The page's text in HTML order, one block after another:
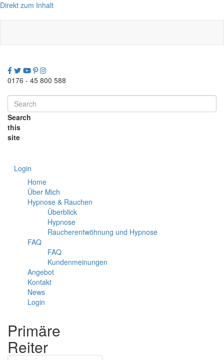
Direkt zum Inhalt
0176 - 45 800 588
Search
this
site
Login
Home
Über Mich
Hypnose & Rauchen
Überblick
Hypnose
Raucherentwöhnung und Hypnose
FAQ
FAQ
Kundenmeinungen
Angebot
Kontakt
News
Login
Primäre
Reiter